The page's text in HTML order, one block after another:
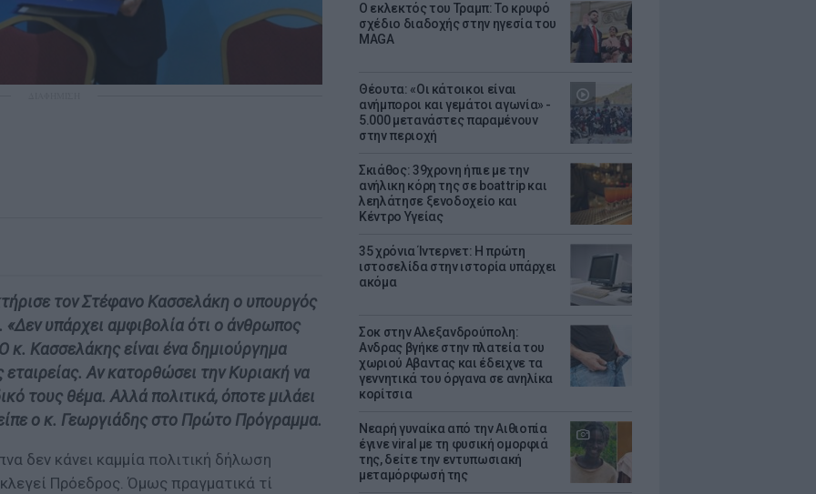
Ο εκλεκτός του Τραμπ: Το κρυφό
σχέδιο διαδοχής στην ηγεσία του
MAGA
Θέουτα: «Οι κάτοικοι είναι
ανήμποροι και γεμάτοι αγωνία» -
5.000 μετανάστες παραμένουν
στην περιοχή
Σκιάθος: 39χρονη ήπιε με την
ανήλικη κόρη της σε boat trip και
λεηλάτησε ξενοδοχείο και
Κέντρο Υγείας
35 χρόνια Ίντερνετ: Η πρώτη
ιστοσελίδα στην ιστορία υπάρχει
ακόμα
Σοκ στην Αλεξανδρούπολη:
Ανδρας βγήκε στην πλατεία του
χωριού Αβαντας και έδειχνε τα
γεννητικά του όργανα σε ανηλίκα
κορίτσια
Νεαρή γυναίκα από την Αιθιοπία
έγινε viral με τη φυσική ομορφιά
της, δείτε την εντυπωσιακή
μεταμόρφωσή της
τον Στέφανο Κασσελάκη ο υπουργός
υπάρχει αμφιβολία ότι ο άνθρωπος
κ. Κασσελάκης είναι ένα δημιούργημα
Αν κατορθώσει την Κυριακή να
τους θέμα. Αλλά πολιτικά, όποτε μιλάει
είπε ο κ. Γεωργιάδης στο Πρώτο Πρόγραμμα.
δεν κάνει καμμία πολιτική δήλωση
Πρόεδρος. Όμως πραγματικά τί